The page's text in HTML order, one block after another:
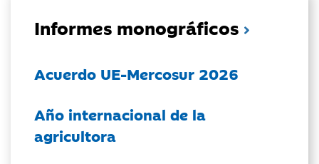
Informes monográficos
Acuerdo UE-Mercosur 2026
Año internacional de la
agricultora